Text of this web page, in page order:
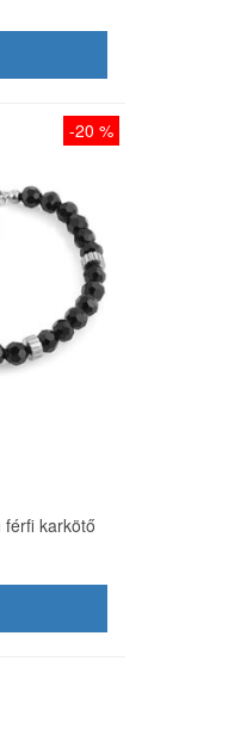
-20 %
férfi karkötő